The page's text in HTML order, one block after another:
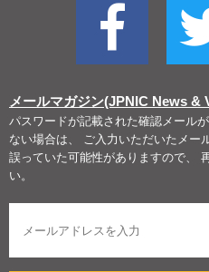
メールマガジン(JPNIC News &
パスワードが記載された確認メール
ない場合は、 ご入力いただいたメー
誤っていた可能性がありますので、
い。